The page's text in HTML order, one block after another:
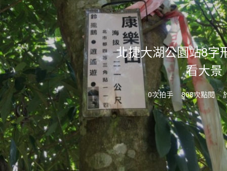
北捷大湖公園站8字
看大景
0次拍手 808次點閱